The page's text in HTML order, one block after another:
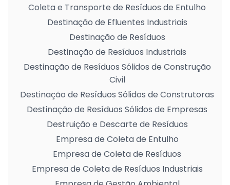
Coleta e Transporte de Resíduos de Entulho
Destinação de Efluentes Industriais
Destinação de Resíduos
Destinação de Resíduos Industriais
Destinação de Resíduos Sólidos de Construção
Civil
Destinação de Resíduos Sólidos de Construtoras
Destinação de Resíduos Sólidos de Empresas
Destruição e Descarte de Resíduos
Empresa de Coleta de Entulho
Empresa de Coleta de Resíduos
Empresa de Coleta de Resíduos Industriais